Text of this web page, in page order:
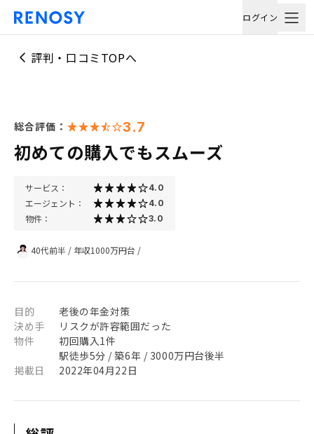
ログイン
評判・口コミTOPへ
総合評価： 3.7
初めての購入でもスムーズ
サービス： 4.0
エージェント： 4.0
物件： 3.0
40代前半 / 年収1000万円台 /
目的
老後の年金対策
決め手
リスクが許容範囲だった
物件
初回購入1件
駅徒歩5分 / 築6年 / 3000万円台後半
掲載日
2022年04月22日